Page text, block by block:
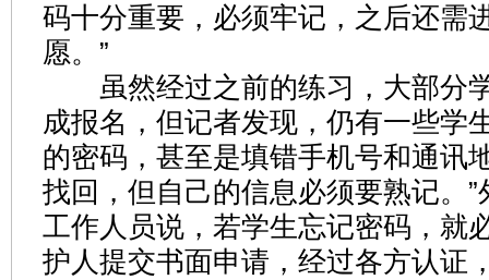
码十分重要，必须牢记，之后还需
愿。”
虽然经过之前的练习，大部分
成报名，但记者发现，仍有一些学
的密码，甚至是填错手机号和通讯
找回，但自己的信息必须要熟记。
工作人员说，若学生忘记密码，就
护人提交书面申请，经过各方认证